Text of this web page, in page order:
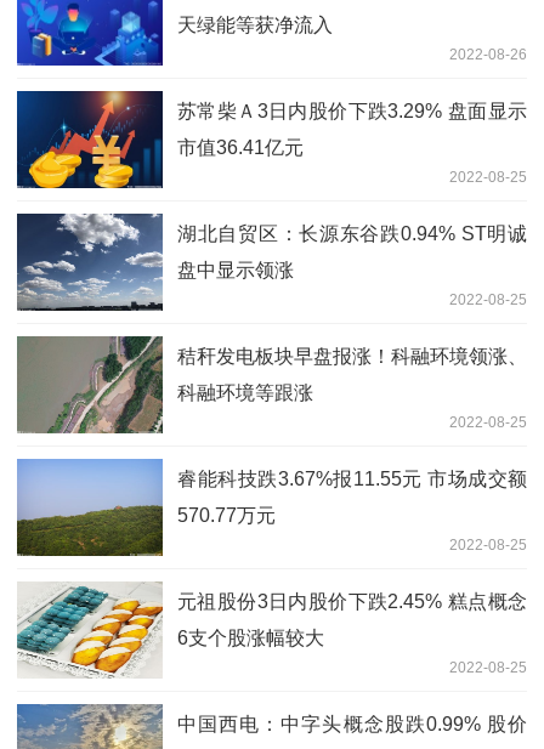
天绿能等获净流入
2022-08-26
苏常柴Ａ3日内股价下跌3.29% 盘面显示
市值36.41亿元
2022-08-25
湖北自贸区：长源东谷跌0.94% ST明诚
盘中显示领涨
2022-08-25
秸秆发电板块早盘报涨！科融环境领涨、
科融环境等跟涨
2022-08-25
睿能科技跌3.67%报11.55元 市场成交额
570.77万元
2022-08-25
元祖股份3日内股价下跌2.45% 糕点概念
6支个股涨幅较大
2022-08-25
中国西电：中字头概念股跌0.99% 股价